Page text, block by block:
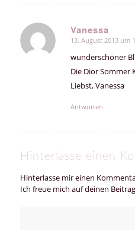
Vanessa
sagte:
13. August 2013 um
wunderschöner
Die Dior Sommer
Liebst, Vanessa
Antworten
Hinterlasse einen
Hinterlasse mir einen
Ich freue mich auf deinen